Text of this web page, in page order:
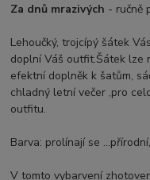
Za dnů mrazivých - ručně
Lehoučký, trojcípý šátek
doplní Váš outfit.Šátek lze
efektní doplněk k šatům,
chladný letní večer ,pro
outfitu.
Barva: prolínají se
V tomto vybarvení